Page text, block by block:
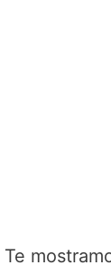
Te